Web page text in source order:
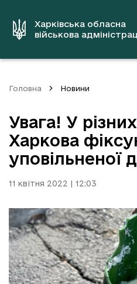
вмістуХарківська обласна
військова
Головна Новини
Увага! У
Харкова
уповільненої
11 квітня 2022 | 12:03